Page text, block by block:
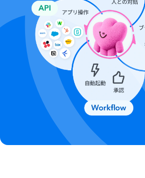
ください。